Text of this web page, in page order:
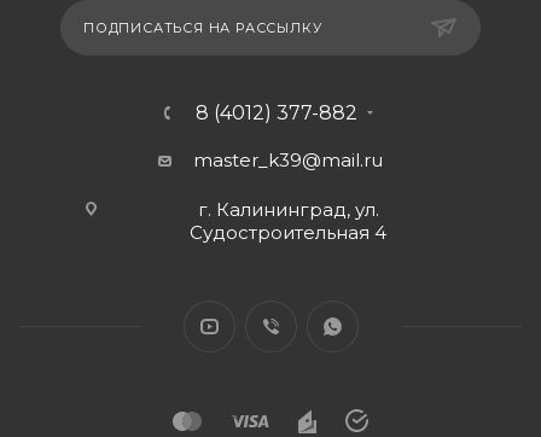
ПОДПИСАТЬСЯ НА РАССЫЛКУ
8 (4012) 377-882
master_k39@mail.ru
г. Калининград, ул.
Судостроительная 4